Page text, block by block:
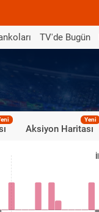
TV'de Bugün
Aksiyon Haritası
Yeni